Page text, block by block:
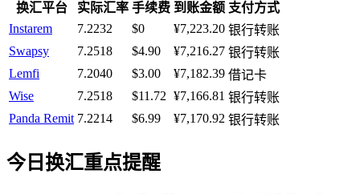
换汇平台 实际汇率 手续费 到账金额 支付方式
Instarem
7.2232 $0 ¥7,223.20 银行转账
Swapsy
7.2518 $4.90 ¥7,216.27 银行转账
Lemfi
7.2040 $3.00 ¥7,182.39 借记卡
Wise
7.2518 $11.72 ¥7,166.81 银行转账
Panda Remit 7.2214 $6.99 ¥7,170.92 银行转账
今日换汇重点提醒